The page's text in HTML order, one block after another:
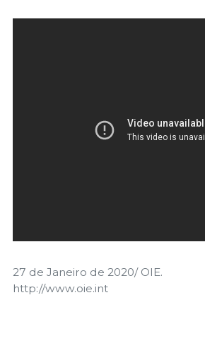
27 de Janeiro de 2020/ OIE.
http://www.oie.int